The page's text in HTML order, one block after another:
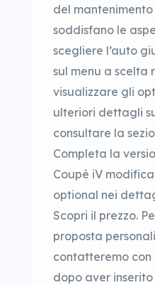
del
soddisfano le
scegliere l’auto
sul menu a scelta
visualizzare gli
ulteriori dettagli
consultare la
Completa la
Coupé iV
optional nei
Scopri il prezzo.
proposta
contatteremo con
dopo aver